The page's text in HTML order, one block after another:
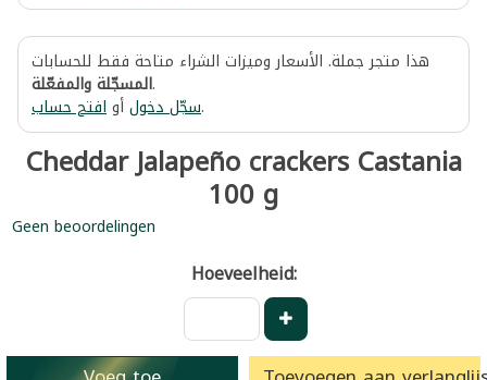
هذا متجر جملة. الأسعار وميزات الشراء متاحة فقط للحسابات
المسجّلة والمفعّلة.
سجّل دخولأوافتح حساب .
Cheddar Jalapeño crackers Castania
100 g
Geen beoordelingen
Hoeveelheid: